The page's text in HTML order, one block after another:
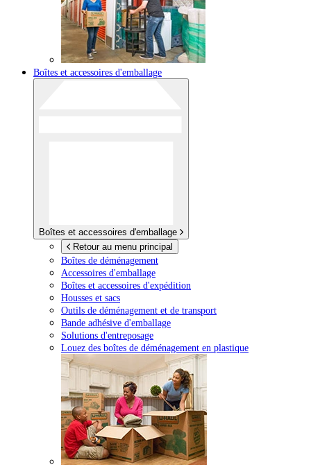
Boîtes et accessoires d'emballage
Boîtes et accessoires d'emballage
Retour au menu principal
Boîtes de déménagement
Accessoires d'emballage
Boîtes et accessoires d'expédition
Housses et sacs
Outils de déménagement et de transport
Bande adhésive d'emballage
Solutions d'entreposage
Louez des boîtes de déménagement en plastique